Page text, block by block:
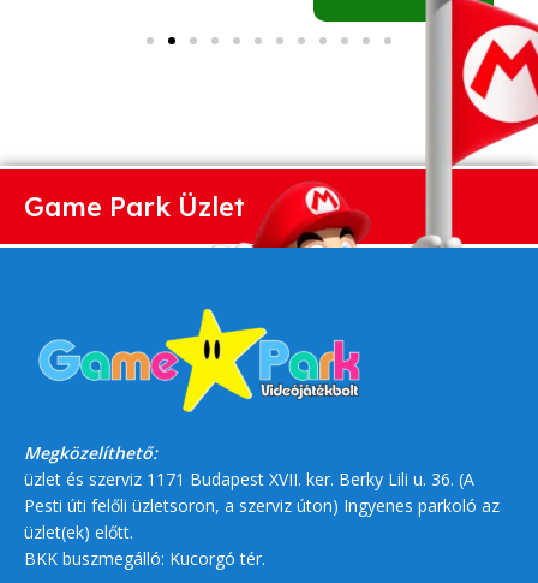
Game Park Üzlet
Megközelíthető:
üzlet és szerviz 1171 Budapest XVII. ker. Berky Lili u. 36. (A
Pesti úti felőli üzletsoron, a szerviz úton) Ingyenes parkoló az
üzlet(ek) előtt.
BKK buszmegálló: Kucorgó tér.